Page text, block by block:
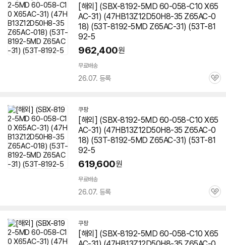
[해외] (SBX-8192-5MD 60-058-C10 X65
AC-31) (47HB13Z12D50H8-35 Z65AC-0
18) (53T-8192-5MD Z65AC-31) (53T-81
92-5
962,400원
무료배송
26.07. 등록
관
쿠팡
[해외] (SBX-8192-5MD 60-058-C10 X65
AC-31) (47HB13Z12D50H8-35 Z65AC-0
18) (53T-8192-5MD Z65AC-31) (53T-81
92-5
619,600원
무료배송
26.07. 등록
관
쿠팡
[해외] (SBX-8192-5MD 60-058-C10 X65